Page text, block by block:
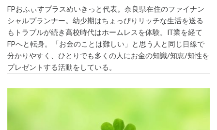
FPおふぃすプラスめいきっと代表。奈良県在住のファイナン
シャルプランナー。幼少期はちょっぴりリッチな生活を送る
もトラブルが続き高校時代はホームレスを体験。IT業を経て
FPへと転身。「お金のことは難しい」と思う人と同じ目線で
分かりやすく、ひとりでも多くの人にお金の知識/知恵/知性を
プレゼントする活動をしている。